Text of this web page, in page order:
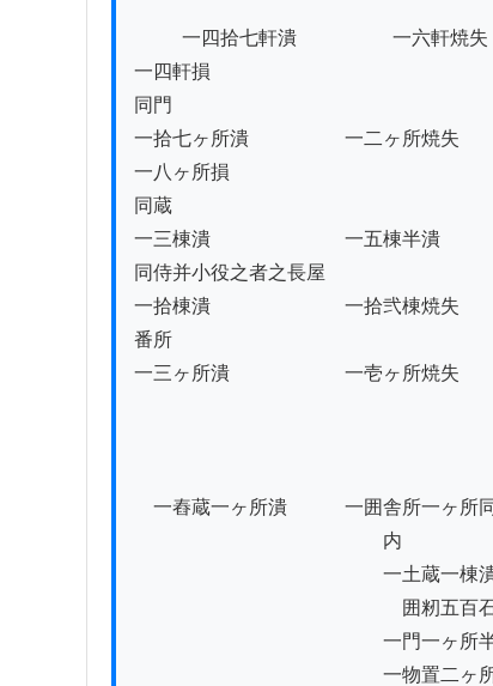
一四軒損
同門
一拾七ヶ所潰　　　　　一二ヶ所焼失　
一八ヶ所損
同蔵
一三棟潰　　　　　　　一五棟半潰
同侍并小役之者之長屋
一拾棟潰　　　　　　　一拾弐棟焼失 　
番所
一三ヶ所潰　　　　　　一壱ヶ所焼失　
一舂蔵一ヶ所潰　　　一囲舎所一ヶ所
内
一土蔵一棟潰　　一
囲籾五百石不残焼
一門一ヶ所半潰　一
一物置二ヶ所